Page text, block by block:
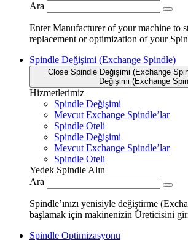
Ara
Enter Manufacturer of your machine to
replacement or optimization of your
Spindle Değişimi (Exchange Spindle)
Close Spindle Değişimi (Exchange
Değişimi (Exchange
Hizmetlerimiz
Spindle Değişimi
Mevcut Exchange Spindle’lar
Spindle Oteli
Spindle Değişimi
Mevcut Exchange Spindle’lar
Spindle Oteli
Yedek Spindle Alın
Ara
Spindle’ınızı yenisiyle değiştirme
başlamak için makinenizin Üreticisini
Spindle Optimizasyonu